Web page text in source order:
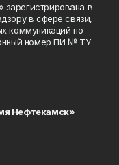
в
в сфере связи,
коммуникаций по
номер ПИ № ТУ
Нефтекамск»